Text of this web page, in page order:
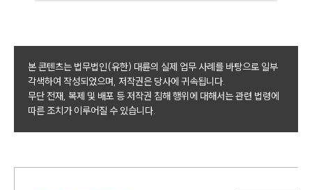
본 콘텐츠는 법무법인(유한) 대륜의 실제 업무 사례를 바탕으로 일부
각색하여 작성되었으며, 저작권은 당사에 귀속됩니다.
무단 전재, 복제 및 배포 등 저작권 침해 행위에 대해서는 관련 법령에
따른 조치가 이루어질 수 있습니다.